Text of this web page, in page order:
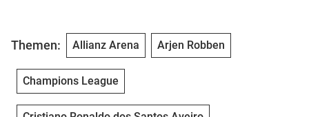
Themen: Allianz Arena Arjen Robben
Champions League